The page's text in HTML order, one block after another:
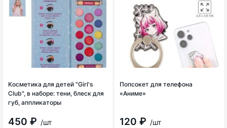
Косметика для детей "Girl's
Club", в наборе: тени, блеск для
губ, аппликаторы
450 ₽ /шт
Попсокет для телефона
«Аниме»
120 ₽ /шт